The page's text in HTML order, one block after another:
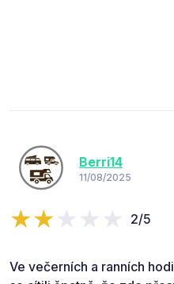
Berri14
11/08/2025
2/5
Ve večerních a ranních